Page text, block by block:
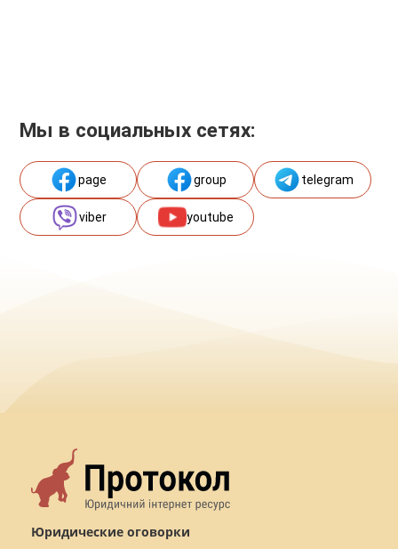
Мы в социальных сетях:
page group telegram
viber youtube
Юридические оговорки